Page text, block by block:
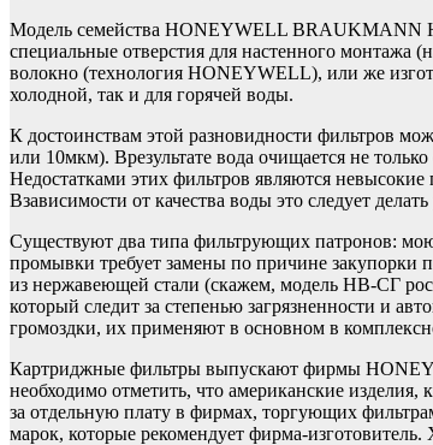
Модель семейства HONEYWELL BRAUKMANN
специальные отверстия для настенного монтажа
волокно (технология HONEYWELL), или же
холодной, так и для горячей воды.
К достоинствам этой разновидности фильтров
или 10мкм). Врезультате вода очищается не
Недостатками этих фильтров являются
Взависимости от качества воды это следует
Существуют два типа фильтрующих патронов:
промывки требует замены по причине закупорки
из нержавеющей стали (скажем, модель НВ-СГ
который следит за степенью загрязненности и
громоздки, их применяют в основном в
Картриджные фильтры выпускают фирмы
необходимо отметить, что американские
за отдельную плату в фирмах, торгующих
марок, которые рекомендует фирма-